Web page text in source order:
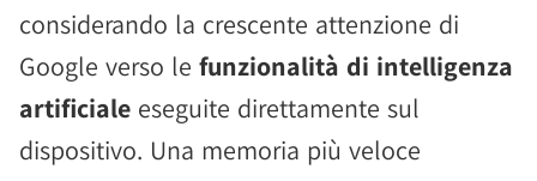
considerando la crescente attenzione di
Google verso le funzionalità di intelligenza
artificiale eseguite direttamente sul
dispositivo. Una memoria più veloce